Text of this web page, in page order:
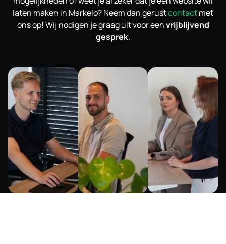
laten maken in Markelo? Neem dan gerustcontactmet
ons op! Wij nodigen je graag uit voor eenvrijblijvend
gesprek.